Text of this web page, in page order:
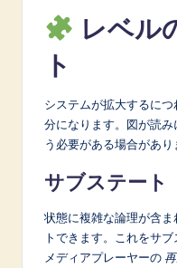
レベル
ト
システムが拡大するに
分になります。図が読
う必要がある場合があり
サブステート
状態に複雑な論理が含
トできます。これをサ
メディアプレーヤーの